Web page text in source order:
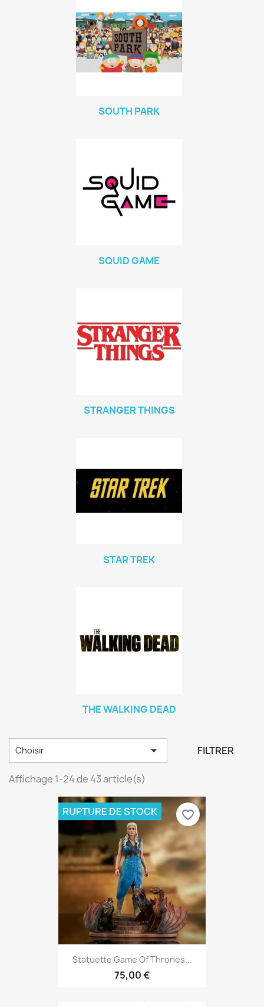
SOUTH PARK
SQUID GAME
STRANGER THINGS
STAR TREK
THE WALKING DEAD
Choisir  FILTRER
Affichage 1-24 de 43 article(s)
Statuette Game Of Thrones...
75,00 €
RUPTURE DE STOCK favorite_border